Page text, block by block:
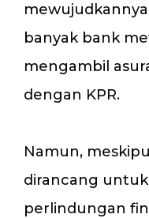
banyak bank
mengambil
dengan KPR.
Namun,
dirancang
perlindungan